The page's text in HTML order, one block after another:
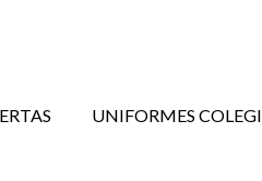
UNIFORMES